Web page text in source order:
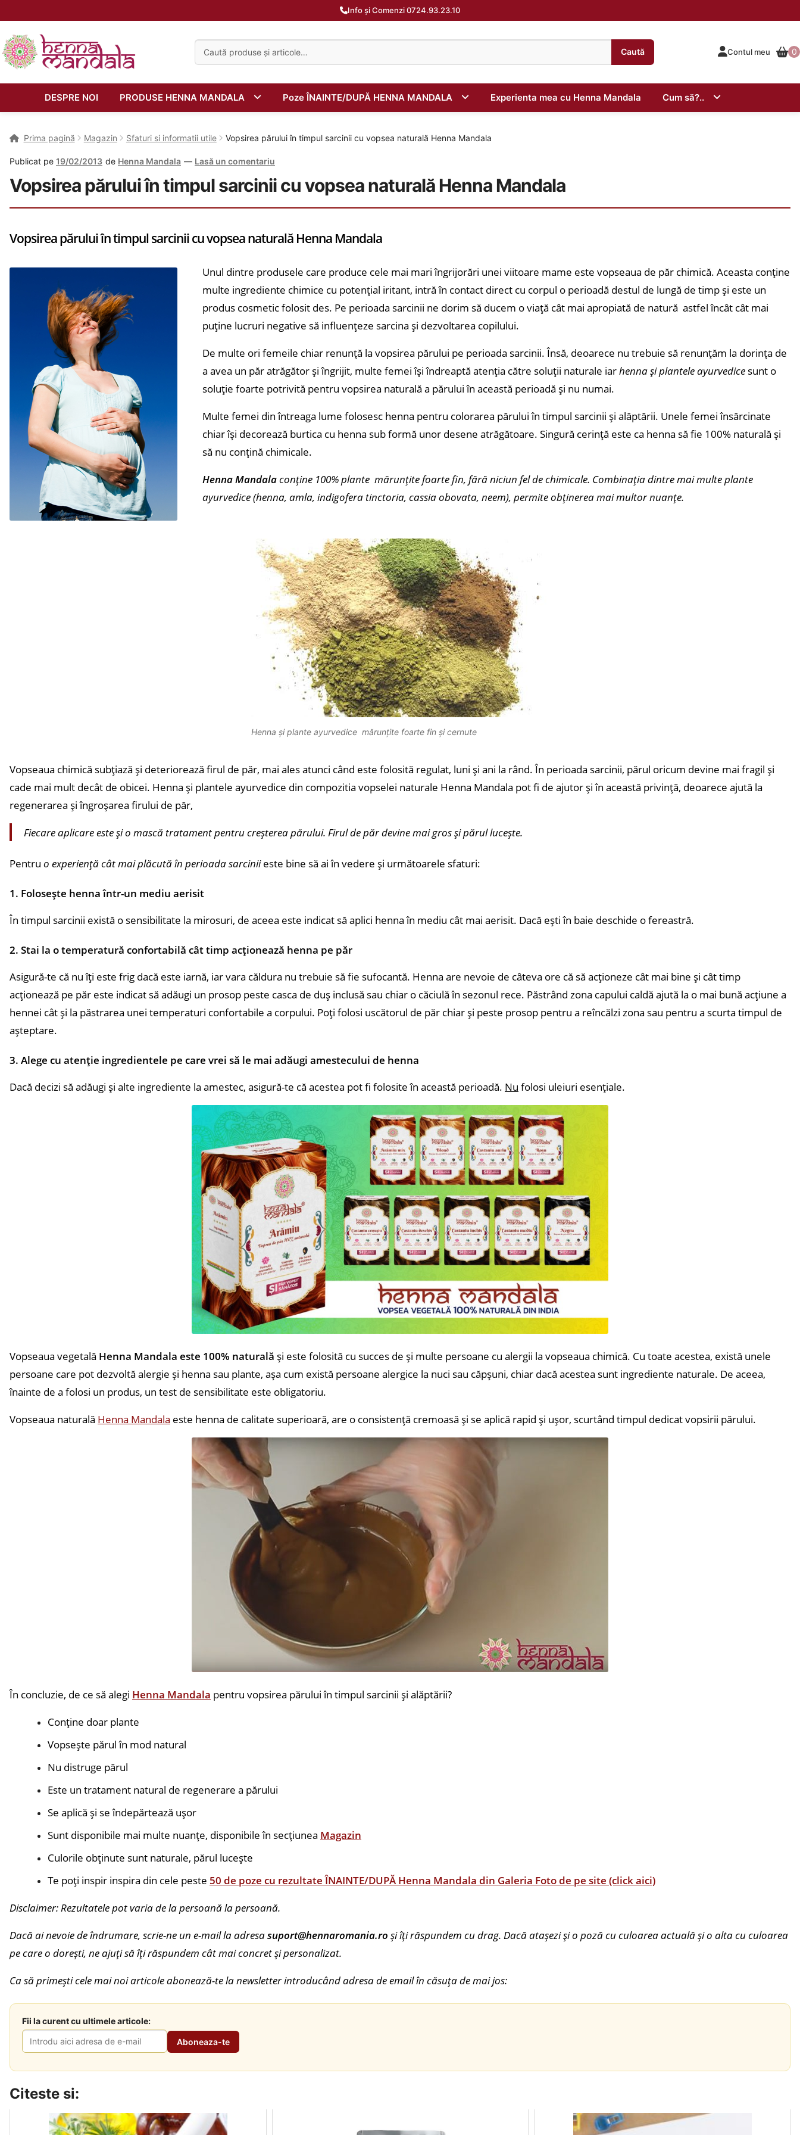
Info și Comenzi 0724.93.23.10
Caută Contul meu 0
DESPRE NOI PRODUSE HENNA MANDALA Poze ÎNAINTE/DUPĂ HENNA MANDALA Experienta mea cu Henna Mandala Cum să?..
Prima pagină Magazin Sfaturi si informatii utile Vopsirea părului în timpul sarcinii cu vopsea naturală Henna Mandala
Publicat pe 19/02/2013 de Henna Mandala — Lasă un comentariu
Vopsirea părului în timpul sarcinii cu vopsea naturală Henna Mandala
Vopsirea părului în timpul sarcinii cu vopsea naturală Henna Mandala
Unul dintre produsele care produce cele mai mari îngrijorări unei viitoare mame este vopseaua de păr chimică. Aceasta conține
multe ingrediente chimice cu potențial iritant, intră în contact direct cu corpul o perioadă destul de lungă de timp și este un
produs cosmetic folosit des. Pe perioada sarcinii ne dorim să ducem o viață cât mai apropiată de natură astfel încât cât mai
puține lucruri negative să influențeze sarcina și dezvoltarea copilului.
De multe ori femeile chiar renunță la vopsirea părului pe perioada sarcinii.Însă, deoarece nu trebuie să renunțăm la dorința de
a avea un păr atrăgător și îngrijit, multe femei își îndreaptă atenția către soluții naturale iarhenna și plantele ayurvedicesunt o
soluție foarte potrivită pentru vopsirea naturală a părului în această perioadă și nu numai.
Multe femei din întreaga lume folosesc henna pentru colorarea părului în timpul sarcinii și alăptării. Unele femei însărcinate
chiar își decorează burtica cu henna sub formă unor desene atrăgătoare. Singură cerință este ca henna să fie 100% naturală și
să nu conțină chimicale.
Henna Mandalaconține 100% plante mărunțite foarte fin, fără niciun fel de chimicale. Combinația dintre mai multe plante
ayurvedice (henna, amla, indigofera tinctoria, cassia obovata, neem), permite obținerea mai multor nuanțe.
Henna și plante ayurvedice mărunțite foarte fin și cernute
Vopseaua chimică subțiază și deteriorează firul de păr, mai ales atunci când este folosită regulat, luni și ani la rând. În perioada sarcinii, părul oricum devine mai fragil și
cade mai mult decât de obicei. Henna și plantele ayurvedice din compozitia vopselei naturale Henna Mandala pot fi de ajutor și în această privință, deoarece ajută la
regenerarea și îngroșarea firului de păr,
Fiecare aplicare este și o mască tratament pentru creșterea părului. Firul de păr devine mai gros și părul lucește.
Pentru o experiență cât mai plăcută în perioada sarciniieste bine să ai în vedere și următoarele sfaturi:
1. Folosește henna într-un mediu aerisit
În timpul sarcinii există o sensibilitate la mirosuri, de aceea este indicat să aplici henna în mediu cât mai aerisit. Dacă ești în baie deschide o fereastră.
2. Stai la o temperatură confortabilă cât timp acționează henna pe păr
Asigură-te că nu îți este frig dacă este iarnă, iar vara căldura nu trebuie să fie sufocantă. Henna are nevoie de câteva ore că să acționeze cât mai bine și cât timp
acționează pe păr este indicat să adăugi un prosop peste casca de duș inclusă sau chiar o căciulă în sezonul rece. Păstrând zona capului caldă ajută la o mai bună acțiune a
hennei cât și la păstrarea unei temperaturi confortabile a corpului. Poți folosi uscătorul de păr chiar și peste prosop pentru a reîncălzi zona sau pentru a scurta timpul de
așteptare.
3. Alege cu atenție ingredientele pe care vrei să le mai adăugi amestecului de henna
Dacă decizi să adăugi și alte ingrediente la amestec, asigură-te că acestea pot fi folosite în această perioadă. Nu folosi uleiuri esențiale.
Vopseaua vegetală Henna Mandala este 100% naturală și este folosită cu succes de și multe persoane cu alergii la vopseaua chimică. Cu toate acestea, există unele
persoane care pot dezvoltă alergie și henna sau plante, așa cum există persoane alergice la nuci sau căpșuni, chiar dacă acestea sunt ingrediente naturale. De aceea,
înainte de a folosi un produs, un test de sensibilitate este obligatoriu.
Vopseaua naturală Henna Mandala este henna de calitate superioară, are o consistență cremoasă și se aplică rapid și ușor, scurtând timpul dedicat vopsirii părului.
În concluzie, de ce să alegi Henna Mandala pentru vopsirea părului în timpul sarcinii și alăptării?
Conține doar plante
Vopsește părul în mod natural
Nu distruge părul
Este un tratament natural de regenerare a părului
Se aplică și se îndepărtează ușor
Sunt disponibile mai multe nuanțe, disponibile în secțiunea Magazin
Culorile obținute sunt naturale, părul lucește
Te poți inspir inspira din cele peste 50 de poze cu rezultate ÎNAINTE/DUPĂ Henna Mandala din Galeria Foto de pe site (click aici)
Disclaimer: Rezultatele pot varia de la persoană la persoană.
Dacă ai nevoie de îndrumare, scrie-ne un e-mail la adresasuport@hennaromania.ro și îți răspundem cu drag. Dacă atașezi și o poză cu culoarea actuală și o alta cu culoarea
pe care o dorești, ne ajuți să îți răspundem cât mai concret și personalizat.
Ca să primești cele mai noi articole abonează-te la newsletter introducând adresa de email în căsuța de mai jos:
Fii la curent cu ultimele articole:
Citeste si: